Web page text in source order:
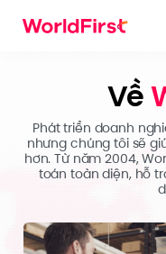
Về
Phát triển doanh
nhưng chúng tôi sẽ
hơn. Từ năm 2004,
toán toàn diện, hỗ